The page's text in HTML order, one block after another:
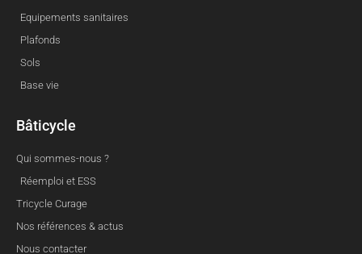
Equipements sanitaires
Plafonds
Sols
Base vie
Bâticycle
Qui sommes-nous ?
Réemploi et ESS
Tricycle Curage
Nos références & actus
Nous contacter